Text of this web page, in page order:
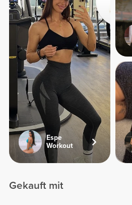
Espe
Workout
Gekauft mit